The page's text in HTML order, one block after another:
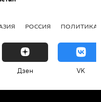
РОССИЯ ПОЛИТИКА
Дзен VK